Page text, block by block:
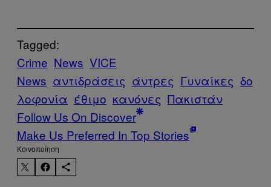
Tagged:
Crime News VICE
News αντιδράσεις άντρες Γυναίκες δο
λοφονία έθιμο κανόνες Πακιστάν
Follow Us On Discover
Make Us Preferred In Top Stories
Kοινοποίηση